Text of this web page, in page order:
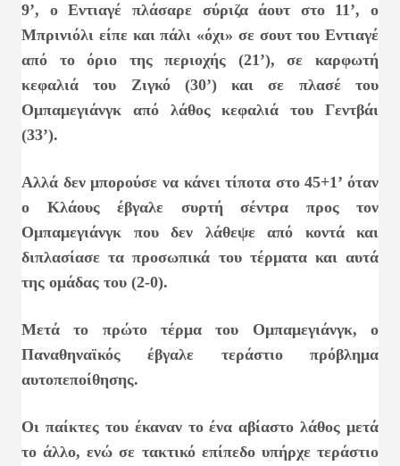
9’, ο Εντιαγέ πλάσαρε σύριζα άουτ στο 11’, ο
Μπρινιόλι είπε και πάλι «όχι» σε σουτ του Εντιαγέ
από το όριο της περιοχής (21’), σε καρφωτή
κεφαλιά του Ζιγκό (30’) και σε πλασέ του
Ομπαμεγιάνγκ από λάθος κεφαλιά του Γεντβάι
(33’).
Αλλά δεν μπορούσε να κάνει τίποτα στο 45+1’ όταν
ο Κλάους έβγαλε συρτή σέντρα προς τον
Ομπαμεγιάνγκ που δεν λάθεψε από κοντά και
διπλασίασε τα προσωπικά του τέρματα και αυτά
της ομάδας του (2-0).
Μετά το πρώτο τέρμα του Ομπαμεγιάνγκ, ο
Παναθηναϊκός έβγαλε τεράστιο πρόβλημα
αυτοπεποίθησης.
Οι παίκτες του έκαναν το ένα αβίαστο λάθος μετά
το άλλο, ενώ σε τακτικό επίπεδο υπήρχε τεράστιο